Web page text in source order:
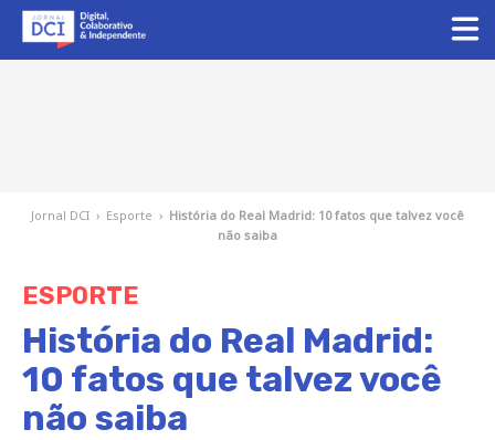
Jornal DCI › Esporte › História do Real Madrid: 10 fatos que talvez você
não saiba
ESPORTE
História do Real Madrid:
10 fatos que talvez você
não saiba